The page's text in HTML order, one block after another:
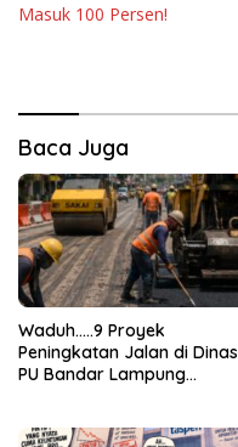
Masuk 100 Persen!
Baca Juga
Waduh…..9 Proyek
Peningkatan Jalan di Dinas
PU Bandar Lampung